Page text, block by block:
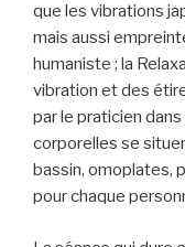
que les vibrations
mais aussi
humaniste ; la
vibration et des
par le praticien
corporelles se
bassin, omoplates,
pour chaque